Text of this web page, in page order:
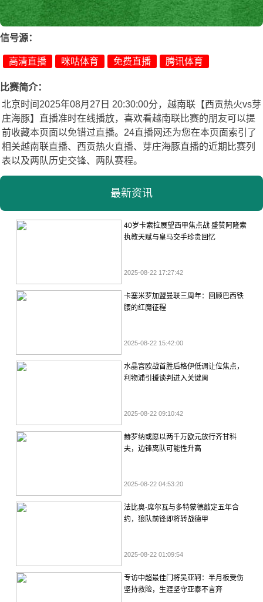
信号源：
高清直播 咪咕体育 免费直播 腾讯体育
比赛简介：
北京时间2025年08月27日 20:30:00分，越南联【西贡热火vs芽
庄海豚】直播准时在线播放，喜欢看越南联比赛的朋友可以提
前收藏本页面以免错过直播。24直播网还为您在本页面索引了
相关越南联直播、西贡热火直播、芽庄海豚直播的近期比赛列
表以及两队历史交锋、两队赛程。
最新资讯
40岁卡索拉展望西甲焦点战 盛赞阿隆索
执教天赋与皇马交手珍贵回忆
2025-08-22 17:27:42
卡塞米罗加盟曼联三周年：回顾巴西铁
腰的红魔征程
2025-08-22 15:42:00
水晶宫欧战首胜后格伊低调让位焦点，
利物浦引援谈判进入关键周
2025-08-22 09:10:42
赫罗纳或愿以两千万欧元放行齐甘科
夫，边锋离队可能性升高
2025-08-22 04:53:20
法比奥-席尔瓦与多特蒙德敲定五年合
约，狼队前锋即将转战德甲
2025-08-22 01:09:54
专访中超最佳门将吴亚轲：半月板受伤
坚持救险，生涯坚守亚泰不言弃